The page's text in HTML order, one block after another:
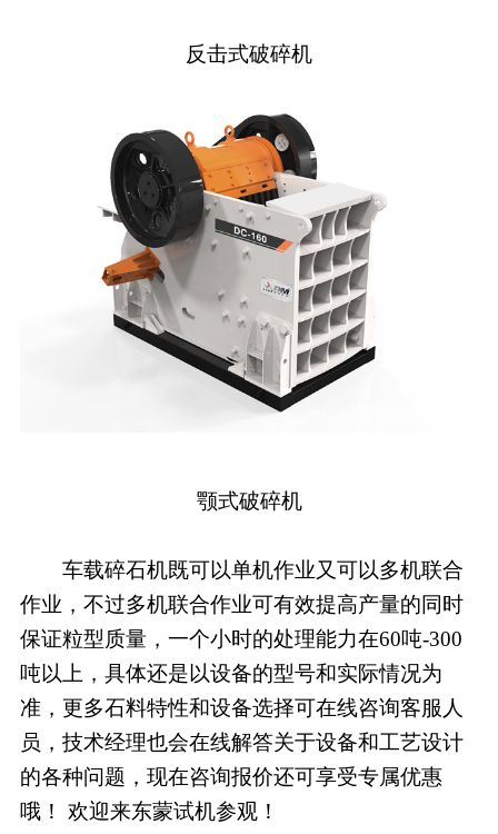
反击式破碎机
颚式破碎机
车载碎石机既可以单机作业又可以多机联合
作业，不过多机联合作业可有效提高产量的同时
保证粒型质量，一个小时的处理能力在60吨-300
吨以上，具体还是以设备的型号和实际情况为
准，更多石料特性和设备选择可在线咨询客服人
员，技术经理也会在线解答关于设备和工艺设计
的各种问题，现在咨询报价还可享受专属优惠
哦！ 欢迎来东蒙试机参观！